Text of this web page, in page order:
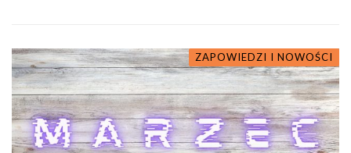
ZAPOWIEDZI I NOWOŚCI